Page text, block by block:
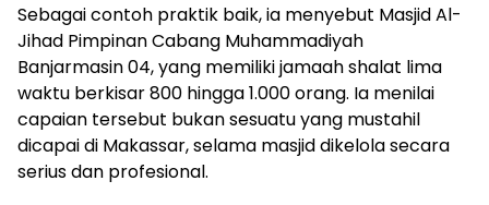
Sebagai contoh praktik baik, ia menyebut Masjid Al-
Jihad Pimpinan Cabang Muhammadiyah
Banjarmasin 04, yang memiliki jamaah shalat lima
waktu berkisar 800 hingga 1.000 orang. Ia menilai
capaian tersebut bukan sesuatu yang mustahil
dicapai di Makassar, selama masjid dikelola secara
serius dan profesional.